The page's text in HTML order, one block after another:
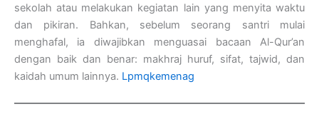
sekolah atau melakukan kegiatan lain yang menyita waktu
dan pikiran. Bahkan, sebelum seorang santri mulai
menghafal, ia diwajibkan menguasai bacaan Al-Qur’an
dengan baik dan benar: makhraj huruf, sifat, tajwid, dan
kaidah umum lainnya. Lpmqkemenag